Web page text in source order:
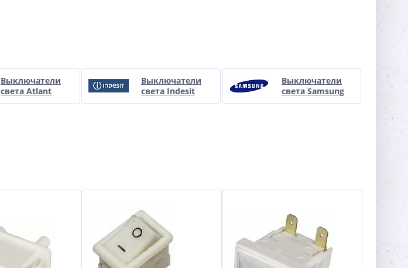
Выключатели
света Atlant
Выключатели
света Indesit
Выключатели
света Samsung